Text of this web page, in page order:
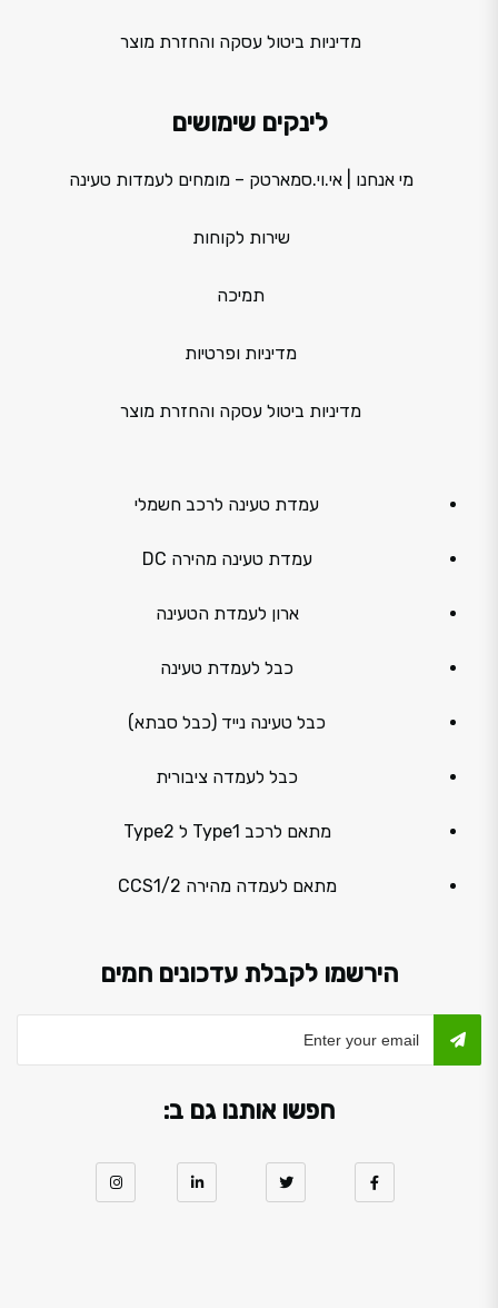
מדיניות ביטול עסקה והחזרת מוצר
לינקים שימושים
מי אנחנו | אי.וי.סמארטק – מומחים לעמדות טעינה
שירות לקוחות
תמיכה
מדיניות ופרטיות
מדיניות ביטול עסקה והחזרת מוצר
עמדת טעינה לרכב חשמלי
עמדת טעינה מהירה DC
ארון לעמדת הטעינה
כבל לעמדת טעינה
כבל טעינה נייד (כבל סבתא)
כבל לעמדה ציבורית
מתאם לרכב Type1 ל Type2
מתאם לעמדה מהירה CCS1/2
הירשמו לקבלת עדכונים חמים
חפשו אותנו גם ב: